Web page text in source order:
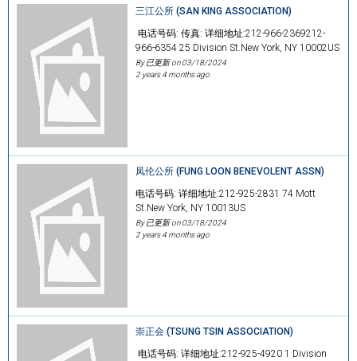
三江公所 (SAN KING ASSOCIATION)
电话号码: 传真: 详细地址:212-966-2369212-
966-6354 25 Division St.New York, NY 10002US
By 已更新 on03/18/2024
2 years 4 months ago
凤伦公所 (FUNG LOON BENEVOLENT ASSN)
电话号码: 详细地址:212-925-2831 74 Mott
St.New York, NY 10013US
By 已更新 on03/18/2024
2 years 4 months ago
崇正会 (TSUNG TSIN ASSOCIATION)
电话号码: 详细地址:212-925-4920 1 Division